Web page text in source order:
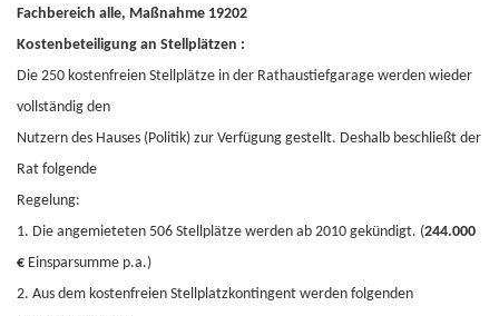
Fachbereich alle, Maßnahme 19202
Kostenbeteiligung an Stellplätzen :
Die 250 kostenfreien Stellplätze in der Rathaustiefgarage werden wieder
vollständig den
Nutzern des Hauses (Politik) zur Verfügung gestellt. Deshalb beschließt der
Rat folgende
Regelung:
1. Die angemieteten 506 Stellplätze werden ab 2010 gekündigt. (244.000
€ Einsparsumme p.a.)
2. Aus dem kostenfreien Stellplatzkontingent werden folgenden